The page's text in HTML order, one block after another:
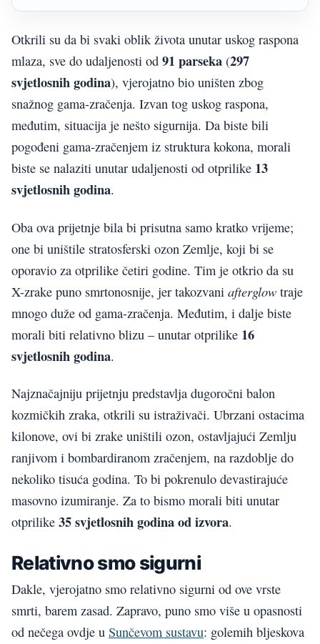
Otkrili su da bi svaki oblik života unutar uskog raspona
mlaza, sve do udaljenosti od 91 parseka (297
svjetlosnih godina), vjerojatno bio uništen zbog
snažnog gama-zračenja. Izvan tog uskog raspona,
međutim, situacija je nešto sigurnija. Da biste bili
pogođeni gama-zračenjem iz struktura kokona, morali
biste se nalaziti unutar udaljenosti od otprilike 13
svjetlosnih godina.
Oba ova prijetnje bila bi prisutna samo kratko vrijeme;
one bi uništile stratosferski ozon Zemlje, koji bi se
oporavio za otprilike četiri godine. Tim je otkrio da su
X-zrake puno smrtonosnije, jer takozvani afterglow traje
mnogo duže od gama-zračenja. Međutim, i dalje biste
morali biti relativno blizu – unutar otprilike 16
svjetlosnih godina.
Najznačajniju prijetnju predstavlja dugoročni balon
kozmičkih zraka, otkrili su istraživači. Ubrzani ostacima
kilonove, ovi bi zrake uništili ozon, ostavljajući Zemlju
ranjivom i bombardiranom zračenjem, na razdoblje do
nekoliko tisuća godina. To bi pokrenulo devastirajuće
masovno izumiranje. Za to bismo morali biti unutar
otprilike 35 svjetlosnih godina od izvora.
Relativno smo sigurni
Dakle, vjerojatno smo relativno sigurni od ove vrste
smrti, barem zasad. Zapravo, puno smo više u opasnosti
od nečega ovdje u Sunčevom sustavu: golemih bljeskova